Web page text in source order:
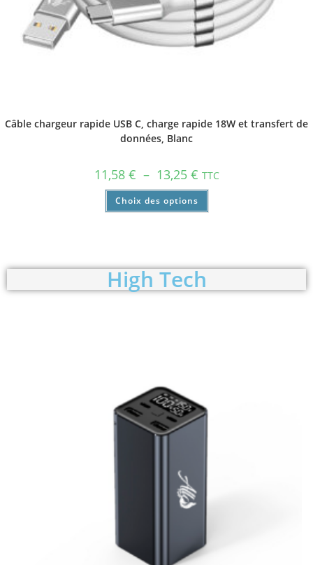
Câble chargeur rapide USB C, charge rapide 18W et transfert de
données, Blanc
11,58 € – 13,25 € TTC
Choix des options
High Tech